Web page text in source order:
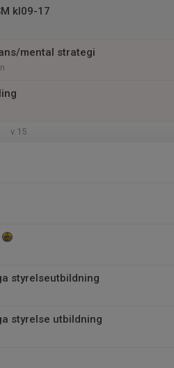
kl09-17
mental strategi
v.15
styrelseutbildning
styrelse utbildning